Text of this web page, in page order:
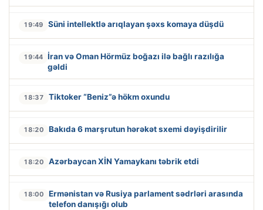
19:49 Süni intellektlə arıqlayan şəxs komaya düşdü
19:44 İran və Oman Hörmüz boğazı ilə bağlı razılığa
gəldi
18:37 Tiktoker “Beniz”ə hökm oxundu
18:20 Bakıda 6 marşrutun hərəkət sxemi dəyişdirilir
18:20 Azərbaycan XİN Yamaykanı təbrik etdi
18:00
Ermənistan və Rusiya parlament sədrləri arasında
telefon danışığı olub